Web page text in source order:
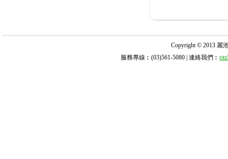
Copyright © 2013 麗
服務專線︰(03)561-5080 | 連絡我們︰